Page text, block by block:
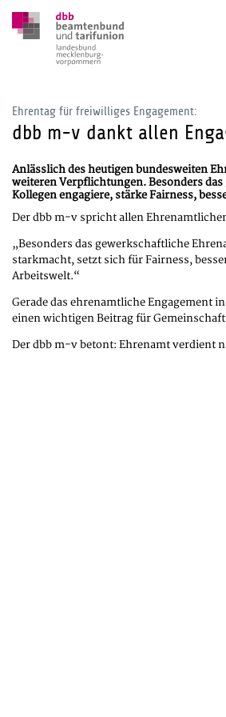
Ehrentag für freiwilliges Engagement:
dbb m-v dankt allen
Anlässlich des heutigen bundesweiten
weiteren Verpflichtungen. Besonders
Kollegen engagiere, stärke Fairness,
Der dbb m-v spricht allen
„Besonders das gewerkschaftliche
starkmacht, setzt sich für Fairness,
Arbeitswelt.“
Gerade das ehrenamtliche Engagement
einen wichtigen Beitrag für
Der dbb m-v betont: Ehrenamt verdient